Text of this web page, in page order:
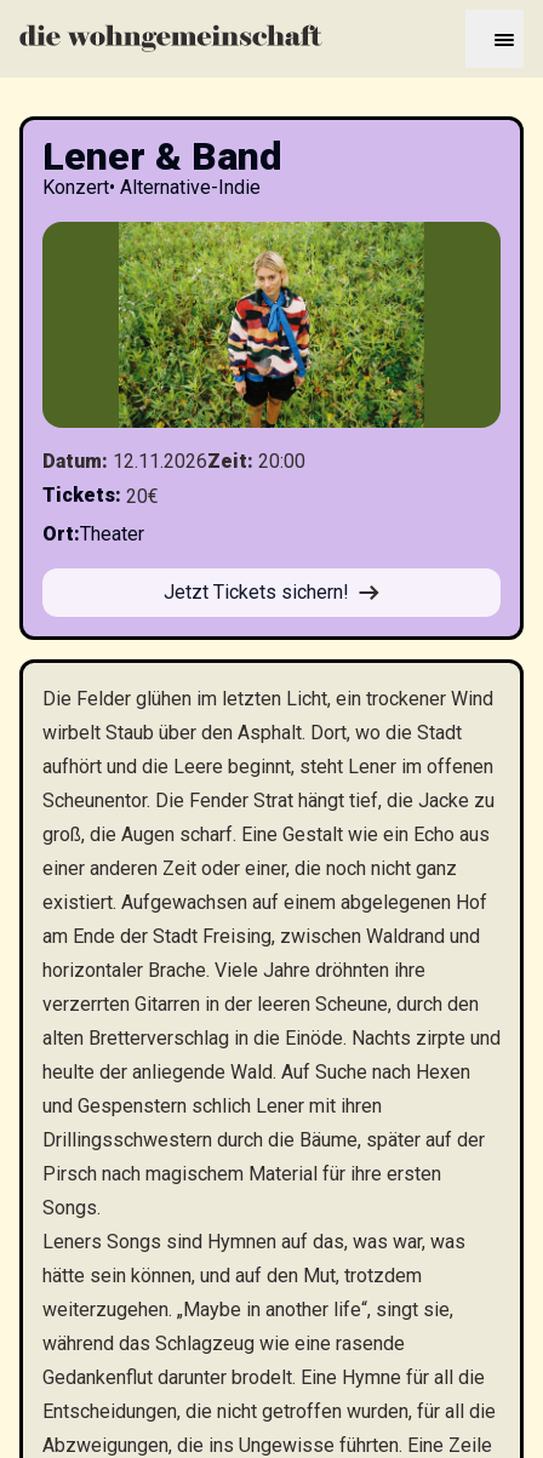
Lener & Band
Konzert• Alternative-Indie
Datum: 12.11.2026Zeit: 20:00
Tickets: 20€
Ort:Theater
Jetzt Tickets sichern!
Die Felder glühen im letzten Licht, ein trockener Wind
wirbelt Staub über den Asphalt. Dort, wo die Stadt
aufhört und die Leere beginnt, steht Lener im offenen
Scheunentor. Die Fender Strat hängt tief, die Jacke zu
groß, die Augen scharf. Eine Gestalt wie ein Echo aus
einer anderen Zeit oder einer, die noch nicht ganz
existiert. Aufgewachsen auf einem abgelegenen Hof
am Ende der Stadt Freising, zwischen Waldrand und
horizontaler Brache. Viele Jahre dröhnten ihre
verzerrten Gitarren in der leeren Scheune, durch den
alten Bretterverschlag in die Einöde. Nachts zirpte und
heulte der anliegende Wald. Auf Suche nach Hexen
und Gespenstern schlich Lener mit ihren
Drillingsschwestern durch die Bäume, später auf der
Pirsch nach magischem Material für ihre ersten
Songs.
Leners Songs sind Hymnen auf das, was war, was
hätte sein können, und auf den Mut, trotzdem
weiterzugehen. „Maybe in another life“, singt sie,
während das Schlagzeug wie eine rasende
Gedankenflut darunter brodelt. Eine Hymne für all die
Entscheidungen, die nicht getroffen wurden, für all die
Abzweigungen, die ins Ungewisse führten. Eine Zeile